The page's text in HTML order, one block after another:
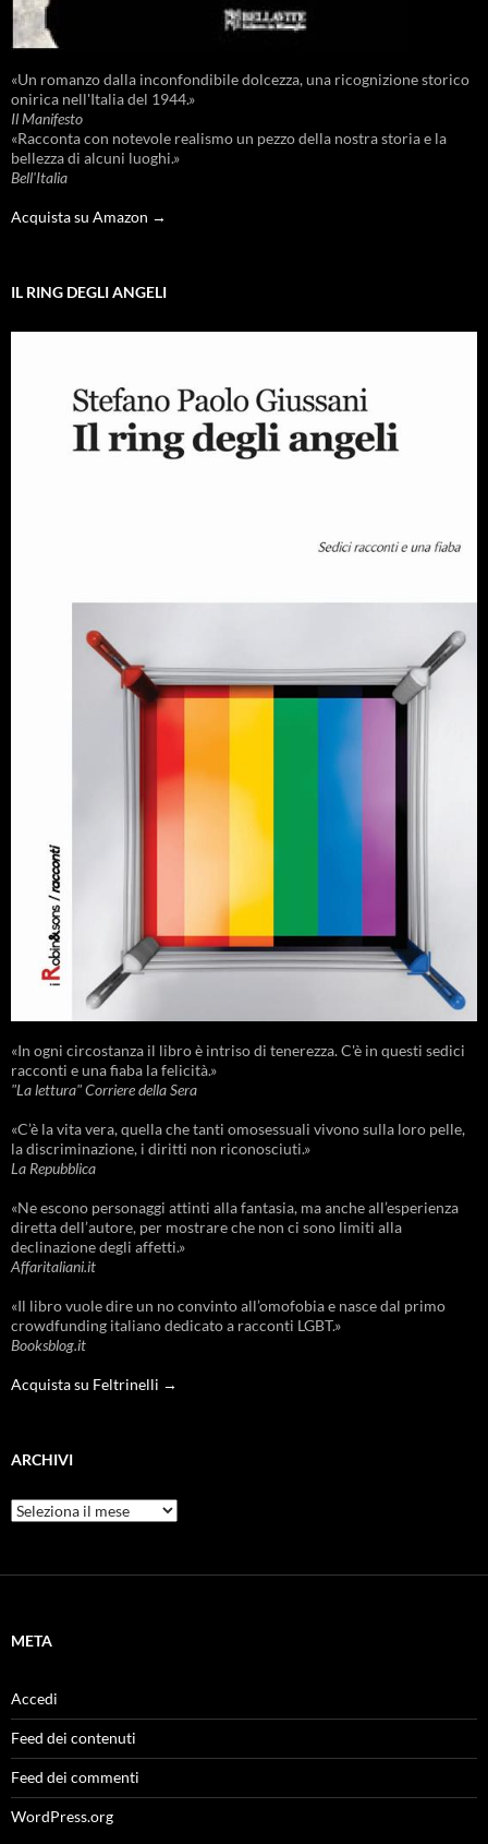
«Un romanzo dalla inconfondibile dolcezza, una ricognizione storico
onirica nell'Italia del 1944.»
Il Manifesto
«Racconta con notevole realismo un pezzo della nostra storia e la
bellezza di alcuni luoghi.»
Bell'Italia
Acquista su Amazon →
IL RING DEGLI ANGELI
«In ogni circostanza il libro è intriso di tenerezza. C'è in questi sedici
racconti e una fiaba la felicità.»
"La lettura" Corriere della Sera
«C’è la vita vera, quella che tanti omosessuali vivono sulla loro pelle,
la discriminazione, i diritti non riconosciuti.»
La Repubblica
«Ne escono personaggi attinti alla fantasia, ma anche all’esperienza
diretta dell’autore, per mostrare che non ci sono limiti alla
declinazione degli affetti.»
Affaritaliani.it
«Il libro vuole dire un no convinto all’omofobia e nasce dal primo
crowdfunding italiano dedicato a racconti LGBT.»
Booksblog.it
Acquista su Feltrinelli →
ARCHIVI
Archivi
META
Accedi
Feed dei contenuti
Feed dei commenti
WordPress.org